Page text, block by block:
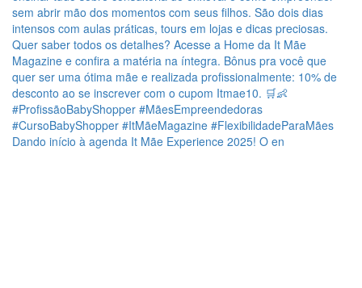
Dando início à agenda It Mãe Experience 2025! O en